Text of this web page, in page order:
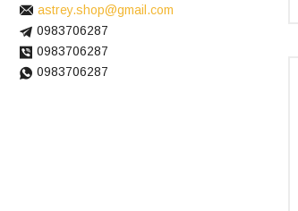
astrey.shop@gmail.com
0983706287
0983706287
0983706287